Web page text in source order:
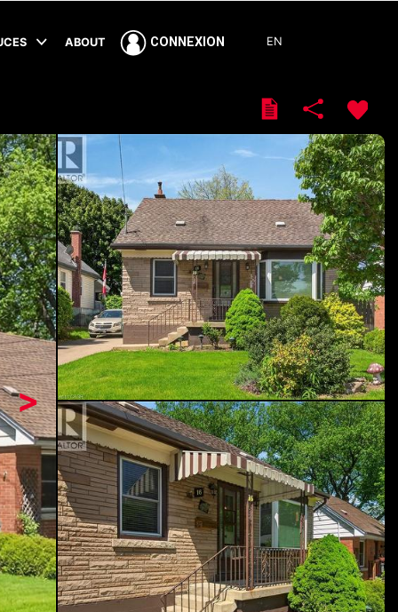
ABOUT CONNEXION EN
>